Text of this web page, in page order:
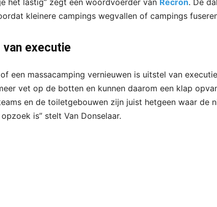
het lastig” zegt een woordvoerder van Recron. De
kleinere campings wegvallen of campings
executie
of een massacamping vernieuwen is uitstel van
vet op de botten en kunnen daarom een klap
en de toiletgebouwen zijn juist hetgeen waar de
is” stelt Van Donselaar.